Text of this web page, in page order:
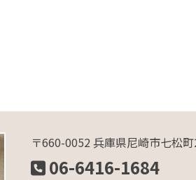
〒660-0052 兵庫県尼崎市七松
06-6416-1684